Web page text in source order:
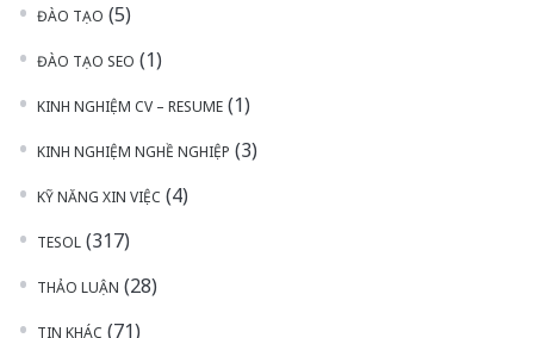
ĐÀO TẠO (5)
ĐÀO TẠO SEO (1)
KINH NGHIỆM CV – RESUME (1)
KINH NGHIỆM NGHỀ NGHIỆP (3)
KỸ NĂNG XIN VIỆC (4)
TESOL (317)
THẢO LUẬN (28)
TIN KHÁC (71)